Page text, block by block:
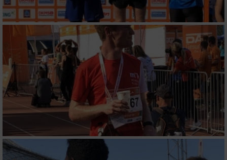
Wir nutzen Ihre Daten für folgende Zwecke:
IAB-Verarbeitungszwecke:
Speichern von oder Zugriff auf Informationen
auf einem Endgerät
Verwendung reduzierter Daten zur Auswahl
von Werbeanzeigen
Erstellung von Profilen für personalisierte
Werbung
Verwendung von Profilen zur Auswahl
personalisierter Werbung